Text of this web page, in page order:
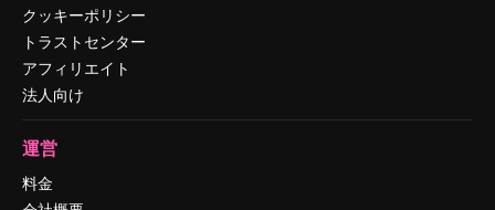
クッキーポリシー
トラストセンター
アフィリエイト
法人向け
運営
料金